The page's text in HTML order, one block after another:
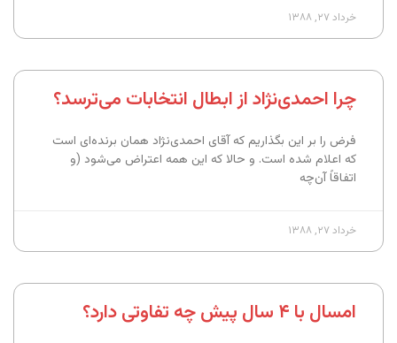
خرداد ۲۷, ۱۳۸۸
چرا احمدی‌نژاد از ابطال انتخابات می‌ترسد؟
فرض را بر این بگذاریم که آقای احمدی‌نژاد همان برنده‌ای است
که اعلام شده است. و حالا که این همه اعتراض می‌شود (و
اتفاقاً آن‌چه
خرداد ۲۷, ۱۳۸۸
امسال با ۴ سال پیش چه تفاوتی دارد؟